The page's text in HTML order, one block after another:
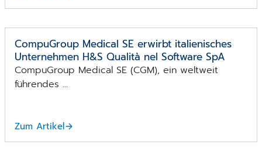
CompuGroup Medical SE erwirbt italienisches
Unternehmen H&S Qualità nel Software SpA
CompuGroup Medical SE (CGM), ein weltweit
führendes ...
Zum Artikel